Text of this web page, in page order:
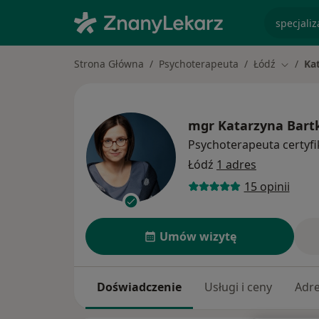
Strona Główna Psychoterapeuta Łódź Zmień
mgr Katarzyna
Psychoterapeuta
Łódź 1 adres
15 opinii
Umów wizytę
Doświadczenie Usługi i ceny